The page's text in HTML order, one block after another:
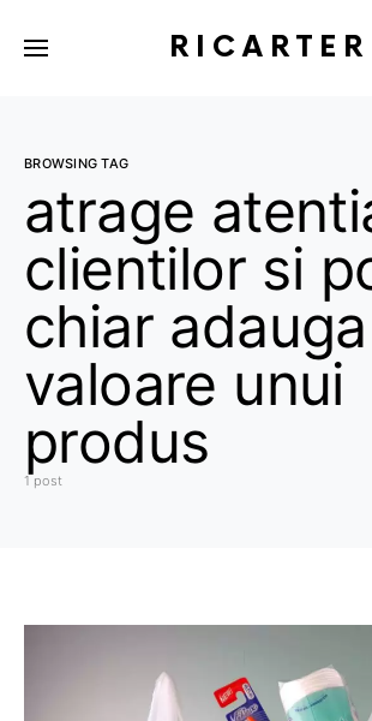
RICARTER
BROWSING TAG
atrage
clientilor si
chiar adauga
valoare unui
produs
1 post